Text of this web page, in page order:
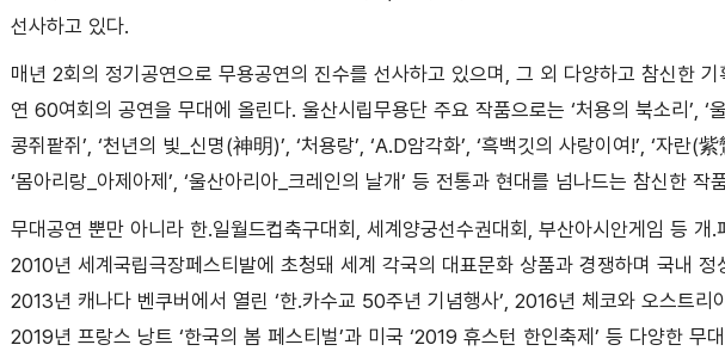
선사하고 있다.
매년 2회의 정기공연으로 무용공연의 진수를 선사하고 있으며, 그 외 다양하고 참신한
연 60여회의 공연을 무대에 올린다. 울산시립무용단 주요 작품으로는 ‘처용의 북소리’, ‘울
콩쥐팥쥐’, ‘천년의 빛_신명(神明)’, ‘처용랑’, ‘A.D암각화’, ‘흑백깃의 사랑이여!’, ‘자란(
‘몸아리랑_아제아제’, ‘울산아리아_크레인의 날개’ 등 전통과 현대를 넘나드는 참신한 작
무대공연 뿐만 아니라 한․일월드컵축구대회, 세계양궁선수권대회, 부산아시안게임 등 개
2010년 세계국립극장페스티발에 초청돼 세계 각국의 대표문화 상품과 경쟁하며 국내
2013년 캐나다 벤쿠버에서 열린 ‘한․카수교 50주년 기념행사’, 2016년 체코와 오스트리
2019년 프랑스 낭트 ‘한국의 봄 페스티벌’과 미국 ‘2019 휴스턴 한인축제’ 등 다양한 무